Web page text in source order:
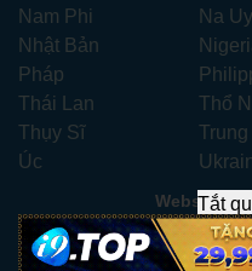
Nam Phi
Na Uy
Nhật Bản
Pháp
Thái Lan
Thổ
Thụy Sĩ
Úc
Website
Liên hệ:
Tắt